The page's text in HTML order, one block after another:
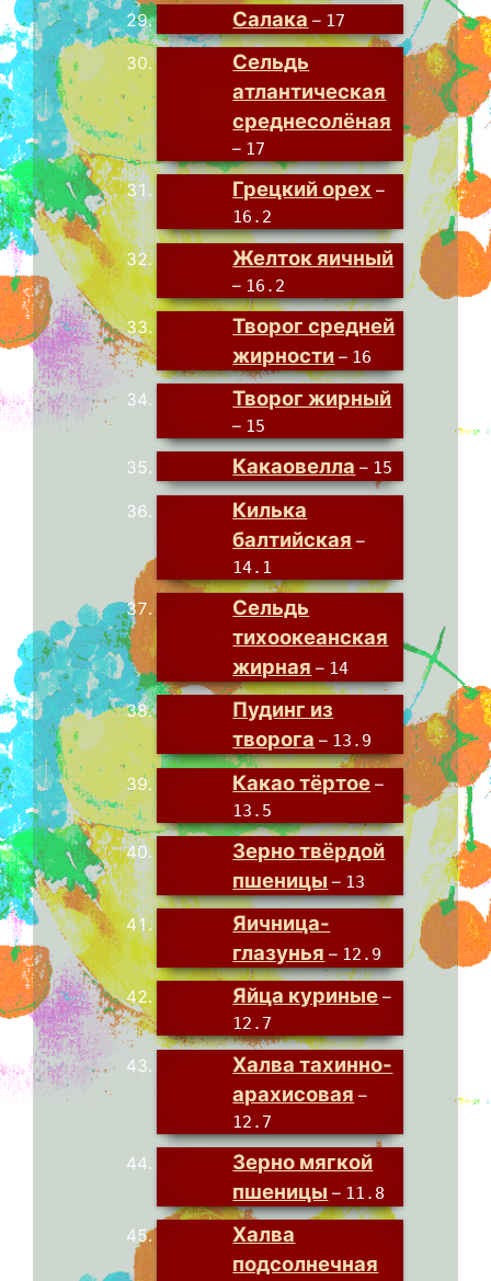
Салака – 17
Сельдь
атлантическая
среднесолёная
– 17
Грецкий орех –
16.2
Желток яичный
– 16.2
Творог средней
жирности – 16
Творог жирный
– 15
Какаовелла – 15
Килька
балтийская –
14.1
Сельдь
тихоокеанская
жирная – 14
Пудинг из
творога – 13.9
Какао тёртое –
13.5
Зерно твёрдой
пшеницы – 13
Яичница-
глазунья – 12.9
Яйца куриные –
12.7
Халва тахинно-
арахисовая –
12.7
Зерно мягкой
пшеницы – 11.8
Халва
подсолнечная